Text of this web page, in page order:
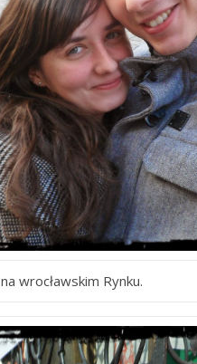
na wrocławskim Rynku.